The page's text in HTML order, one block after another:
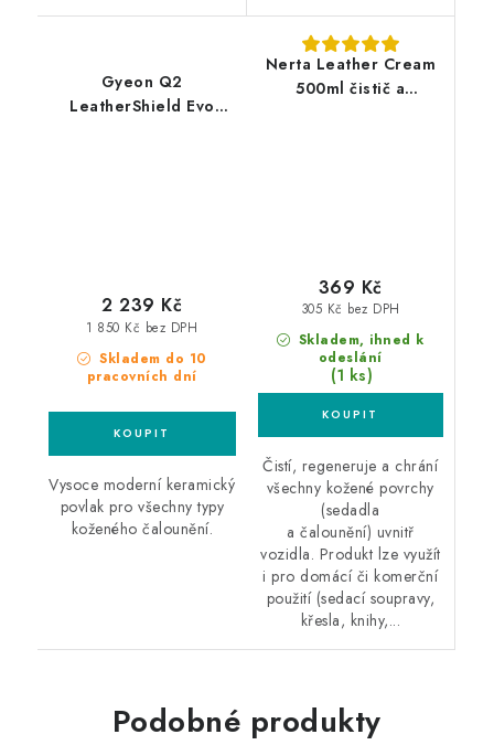
Gyeon Q2
LeatherShield Evo
Skladem do 10
pracovních dní
1 850 Kč bez DPH
2 239 Kč
Vysoce moderní keramický
povlak pro všechny typy
koženého čalounění.
Nerta Leather Cream
500ml čistič a
Skladem, ihned k
odeslání
(1 ks)
305 Kč bez DPH
369 Kč
Čistí, regeneruje a chrání
všechny kožené povrchy
(sedadla
a čalounění) uvnitř
vozidla. Produkt lze využít
i pro domácí či komerční
použití (sedací soupravy,
křesla, knihy,...
Podobné produkty